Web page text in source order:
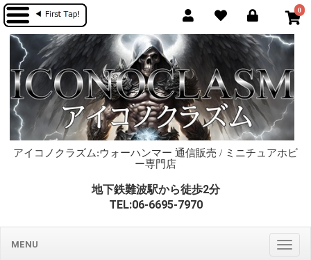
0
アイコノクラズム:ウォーハンマー 通信販売 / ミニチュアホビ
ー専門店
地下鉄難波駅から徒歩2分
TEL:06-6695-7970
MENU